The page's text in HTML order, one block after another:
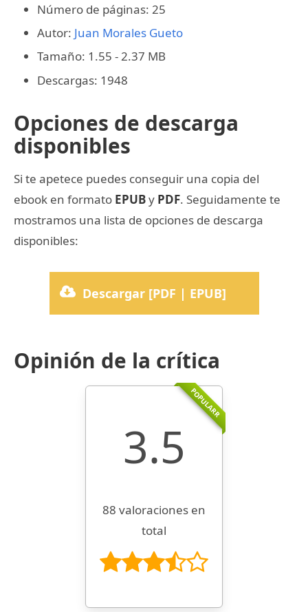
Número de páginas: 25
Autor: Juan Morales Gueto
Tamaño: 1.55 - 2.37 MB
Descargas: 1948
Opciones de descarga
disponibles
Si te apetece puedes conseguir una copia del
ebook en formato EPUBy PDF. Seguidamente te
mostramos una lista de opciones de descarga
disponibles:
Descargar [PDF | EPUB]
Opinión de la crítica
POPULARR
3.5
88 valoraciones en
total